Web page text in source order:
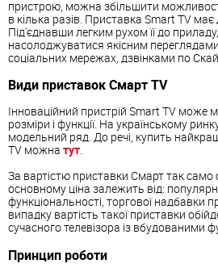
пристрою, можна збільшити
в кілька разів. Приставка Smart TV має
Під'єднавши легким рухом її до
насолоджуватися якісним
соціальних мережах, дзвінками по
Види приставок Смарт TV
Інноваційний пристрій Smart TV може
розміри і функції. На українському
модельний ряд. До речі, купить
TV можна тут.
За вартістю приставки Смарт так само
основному ціна залежить від:
функціональності, торгової надбавки
випадку вартість такої приставки
сучасного телевізора із вбудованими
Принцип роботи